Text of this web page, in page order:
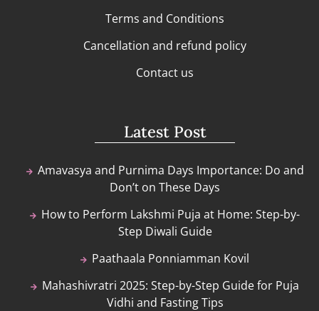
Terms and Conditions
Cancellation and refund policy
Contact us
Latest Post
Amavasya and Purnima Days Importance: Do and
Don’t on These Days
How to Perform Lakshmi Puja at Home: Step-by-
Step Diwali Guide
Paathaala Ponniamman Kovil
Mahashivratri 2025: Step-by-Step Guide for Puja
Vidhi and Fasting Tips